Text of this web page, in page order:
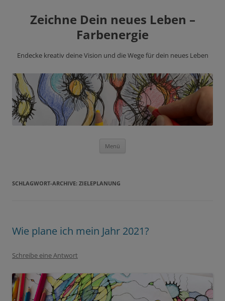
Zeichne Dein neues Leben –
Farbenergie
Endecke kreativ deine Vision und die Wege für dein neues Leben
Menü
SCHLAGWORT-ARCHIVE: ZIELEPLANUNG
Wie plane ich mein Jahr 2021?
Schreibe eine Antwort